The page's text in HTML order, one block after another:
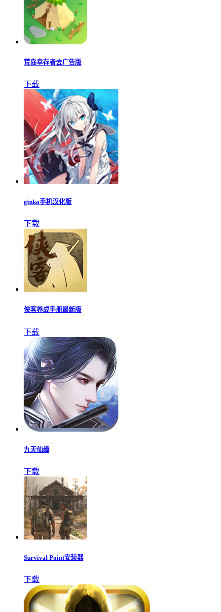
文豪与炼金术师手游下载日服版
下载
生存要塞手游安卓版
下载
荒岛幸存者去广告版
下载
ginka手机汉化版
下载
侠客养成手册最新版
下载